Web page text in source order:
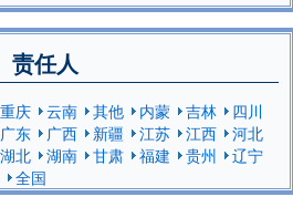
责任人
重庆 云南 其他 内蒙 吉林
四川
广东 广西 新疆 江苏 江西
河北
湖北 湖南 甘肃 福建 贵州
辽宁
全国